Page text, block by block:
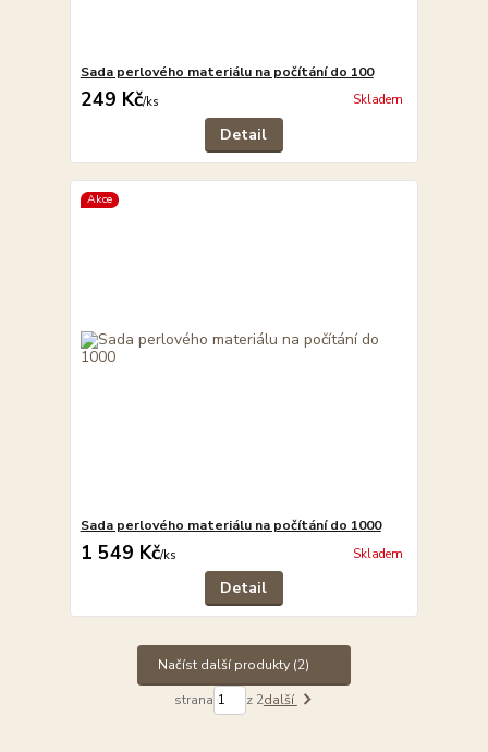
Sada perlového materiálu na počítání do 100
249 Kč/ks Skladem
Detail
Akce
Sada perlového materiálu na počítání do 1000
1 549 Kč/ks Skladem
Detail
Načíst další produkty (2)
strana z 2další